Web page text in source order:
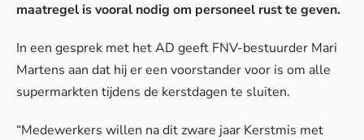
maatregel is vooral nodig om personeel rust te geven.
In een gesprek met hetAD geeft FNV-bestuurder Mari
Martens aan dat hij er een voorstander voor is om alle
supermarkten tijdens de kerstdagen te sluiten.
“Medewerkers willen na dit zware jaar Kerstmis met